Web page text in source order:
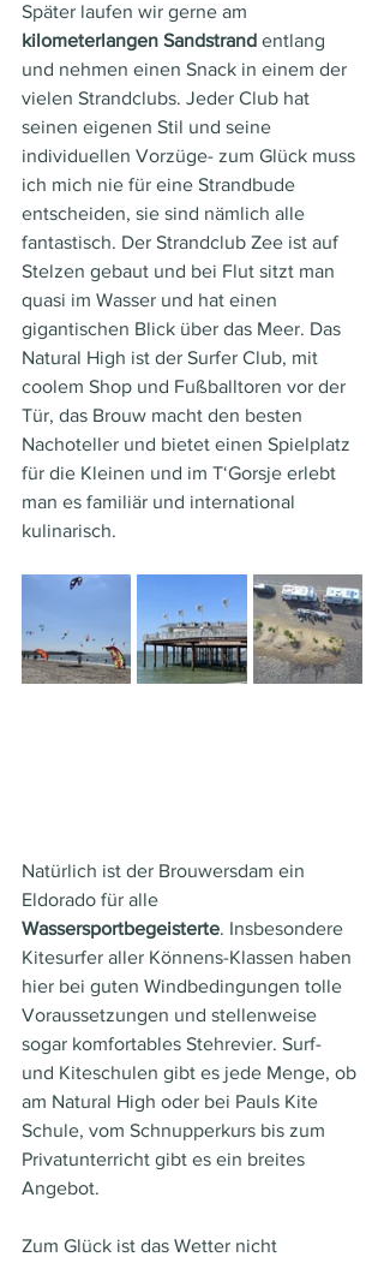
Später laufen wir gerne am
kilometerlangen Sandstrand entlang
und nehmen einen Snack in einem der
vielen Strandclubs. Jeder Club hat
seinen eigenen Stil und seine
individuellen Vorzüge- zum Glück muss
ich mich nie für eine Strandbude
entscheiden, sie sind nämlich alle
fantastisch. Der Strandclub Zee ist auf
Stelzen gebaut und bei Flut sitzt man
quasi im Wasser und hat einen
gigantischen Blick über das Meer. Das
Natural High ist der Surfer Club, mit
coolem Shop und Fußballtoren vor der
Tür, das Brouw macht den besten
Nachoteller und bietet einen Spielplatz
für die Kleinen und im T‘Gorsje erlebt
man es familiär und international
kulinarisch.
Natürlich ist der Brouwersdam ein
Eldorado für alle
Wassersportbegeisterte. Insbesondere
Kitesurfer aller Könnens-Klassen haben
hier bei guten Windbedingungen tolle
Voraussetzungen und stellenweise
sogar komfortables Stehrevier. Surf-
und Kiteschulen gibt es jede Menge, ob
am Natural High oder bei Pauls Kite
Schule, vom Schnupperkurs bis zum
Privatunterricht gibt es ein breites
Angebot.
Zum Glück ist das Wetter nicht